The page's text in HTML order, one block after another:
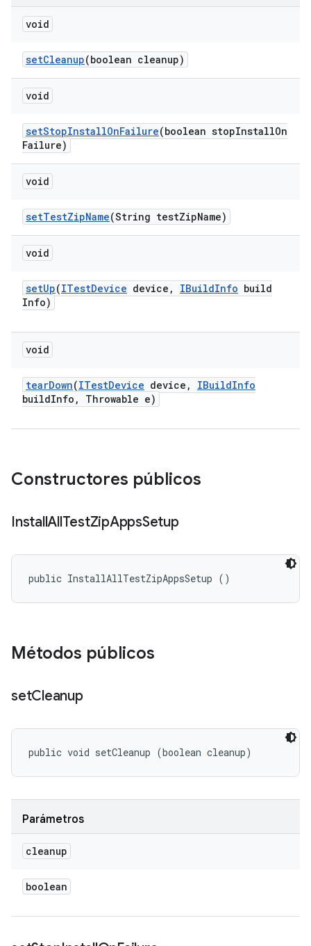
void
setCleanup(boolean cleanup)
void
setStopInstallOnFailure(boolean stopInstallOn
Failure)
void
setTestZipName(String testZipName)
void
setUp(ITestDevice device , IBuildInfo build
Info)
void
tearDown(ITestDevice device , IBuildInfo
buildInfo , Throwable e)
Constructores públicos
InstallAllTestZipAppsSetup
public InstallAllTestZipAppsSetup ()
Métodos públicos
setCleanup
public void setCleanup (boolean cleanup)
Parámetros
cleanup
boolean